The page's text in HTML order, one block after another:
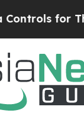
Their Kids.